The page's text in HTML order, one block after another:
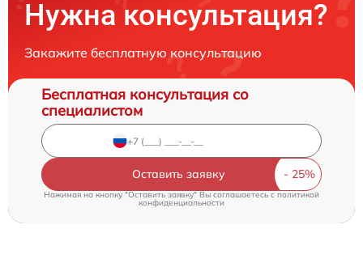
Нужна консультация?
Закажите бесплатную консультацию
Бесплатная консультация со
специалистом
Оставить заявку
Нажимая на кнопку "Оставить заявку" Вы соглашаетесь c политикой
конфиденциальности